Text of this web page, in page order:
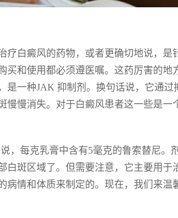
疗白癜风的药物，或者更确切地说，
买和使用都必须遵医嘱。这药厉害的
是一种JAK 抑制剂。换句话说，它通
慢慢消失。对于白癜风患者这一些是
，每克乳膏中含有5毫克的鲁索替尼。
白斑区域了。但需要注意，它主要用于
病情和体质来制定的。现在，我们来温